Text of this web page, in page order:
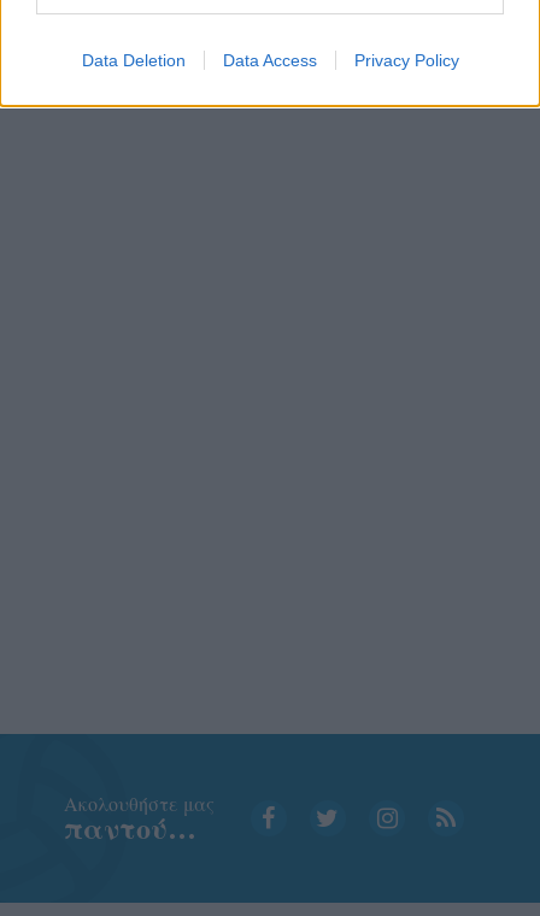
Data Deletion Data Access Privacy Policy
Aκολουθήστε μας
παντού…